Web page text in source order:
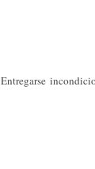
Entregarse